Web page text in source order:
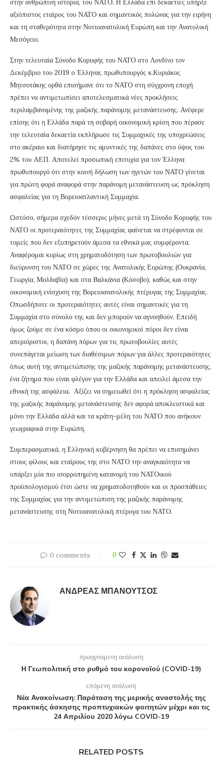
στην ανθρώπινη ιστορία, του ΝΑΤΟ. Η Ελλάδα επί δεκαετίες υπήρξε
αξιόπιστος εταίρος του ΝΑΤΟ και σημαντικός πυλώνας για την ειρήνη
και τη σταθερότητα στην Νοτιοανατολική Ευρώπη και την Ανατολική
Μεσόγειο.
Στην τελευταία Σύνοδο Κορυφής του ΝΑΤΟ στο Λονδίνο τον
Δεκέμβριο του 2019 ο Έλληνας πρωθυπουργός κ.Κυριάκος
Μητσοτάκης ορθά επισήμανε ότι το ΝΑΤΟ στη σύγχρονη εποχή
πρέπει να αντιμετωπίσει αποτελεσματικά νέες προκλήσεις
περιλαμβανομένης της μαζικής παράνομης μετανάστευσης. Ανέφερε
επίσης ότι η Ελλάδα παρά τη σοβαρή οικονομική κρίση που πέρασε
την τελευταία δεκαετία εκπλήρωσε τις Συμμαχικές της υποχρεώσεις
στο ακέραιο και διατήρησε τις αμυντικές της δαπάνες στο ύψος του
2% του ΑΕΠ. Αποτελεί προσωπική επιτυχία για τον Έλληνα
πρωθυπουργό ότι στην κοινή δήλωση των ηγετών του ΝΑΤΟ γίνεται
για πρώτη φορά αναφορά στην παράνομη μετανάστευση ως πρόκληση
ασφαλείας για τη Βορειοατλαντική Συμμαχία.
Ωστόσο, σήμερα σχεδόν τέσσερις μήνες μετά τη Σύνοδο Κορυφής του
ΝΑΤΟ οι προτεραιότητες της Συμμαχίας φαίνεται να στρέφονται σε
τομείς που δεν εξυπηρετούν άμεσα τα εθνικά μας συμφέροντα.
Αναφέρομαι κυρίως στη χρηματοδότηση των πρωτοβουλιών για
διεύρυνση του ΝΑΤΟ σε χώρες της Ανατολικής Ευρώπης (Ουκρανία,
Γεωργία, Μολδαβία) και στα Βαλκάνια (Κόσοβο), καθώς και στην
οικονομική ενίσχυση της Βορειοανατολικής πτέρυγας της Συμμαχίας.
Οπωσδήποτε οι προτεραιότητες αυτές είναι σημαντικές για τη
Συμμαχία στο σύνολο της και δεν μπορούν να αγνοηθούν. Επειδή
όμως ζούμε σε ένα κόσμο όπου οι οικονομικοί πόροι δεν είναι
απεριόριστοι, η δαπάνη πόρων για τις πρωτοβουλίες αυτές
συνεπάγεται μείωση των διαθέσιμων πόρων για άλλες προτεραιότητες
όπως αυτή της αντιμετώπισης της μαζικής παράνομης μετανάστευσης,
ένα ζήτημα που είναι φλέγον για την Ελλάδα και απειλεί άμεσα την
εθνική της ασφάλεια. Αξίζει να σημειωθεί ότι η πρόκληση ασφαλείας
της μαζικής παράνομης μετανάστευσης δεν αφορά αποκλειστικά και
μόνο την Ελλάδα αλλά και τα κράτη-μέλη του ΝΑΤΟ που ανήκουν
γεωγραφικά στην Ευρώπη.
Συμπερασματικά, η Ελληνική κυβέρνηση θα πρέπει να επισημάνει
στους φίλους και εταίρους της στο ΝΑΤΟ την αναγκαιότητα να
υπάρξει μία πιο ισορροπημένη κατανομή του ΝΑΤΟικού
προϋπολογισμού έτσι ώστε να χρηματοδοτηθούν και οι προσπάθειες
της Συμμαχίας για την αντιμετώπιση της μαζικής παράνομης
μετανάστευσης στη Νοτιοανατολική πτέρυγα του ΝΑΤΟ.
0 comments 0
ΑΝΔΡΈΑΣ ΜΠΑΝΟΎΤΣΟΣ
προηγούμενη ανάλυση
Η Γεωπολιτική στο ρυθμό του κορονοϊού (COVID-19)
επόμενη ανάλυση
Νέα Ανακοίνωση: Παράταση της μερικής αναστολής της
πρακτικής άσκησης προπτυχιακών φοιτητών μέχρι και τις
24 Απριλίου 2020 λόγω COVID-19
RELATED POSTS